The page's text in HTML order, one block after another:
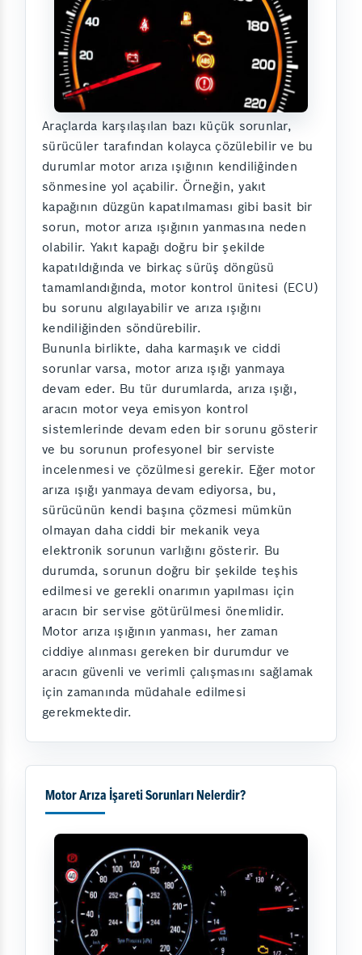
Araçlarda karşılaşılan bazı küçük sorunlar,
sürücüler tarafından kolayca çözülebilir ve bu
durumlar motor arıza ışığının kendiliğinden
sönmesine yol açabilir. Örneğin, yakıt
kapağının düzgün kapatılmaması gibi basit bir
sorun, motor arıza ışığının yanmasına neden
olabilir. Yakıt kapağı doğru bir şekilde
kapatıldığında ve birkaç sürüş döngüsü
tamamlandığında, motor kontrol ünitesi (ECU)
bu sorunu algılayabilir ve arıza ışığını
kendiliğinden söndürebilir.
Bununla birlikte, daha karmaşık ve ciddi
sorunlar varsa, motor arıza ışığı yanmaya
devam eder. Bu tür durumlarda, arıza ışığı,
aracın motor veya emisyon kontrol
sistemlerinde devam eden bir sorunu gösterir
ve bu sorunun profesyonel bir serviste
incelenmesi ve çözülmesi gerekir. Eğer motor
arıza ışığı yanmaya devam ediyorsa, bu,
sürücünün kendi başına çözmesi mümkün
olmayan daha ciddi bir mekanik veya
elektronik sorunun varlığını gösterir. Bu
durumda, sorunun doğru bir şekilde teşhis
edilmesi ve gerekli onarımın yapılması için
aracın bir servise götürülmesi önemlidir.
Motor arıza ışığının yanması, her zaman
ciddiye alınması gereken bir durumdur ve
aracın güvenli ve verimli çalışmasını sağlamak
için zamanında müdahale edilmesi
gerekmektedir.
Motor Arıza İşareti Sorunları Nelerdir?